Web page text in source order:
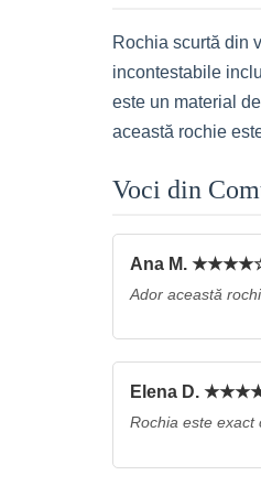
Rochia scurtă din
incontestabile
este un material
această rochie
Voci din
Ana M.
Ador această
Elena D.
Rochia este